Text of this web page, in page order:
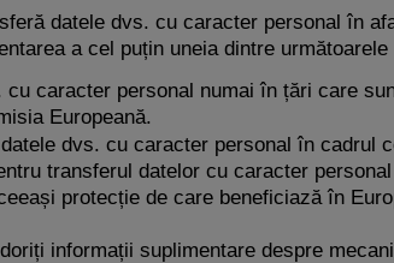
datele dvs. cu caracter personal în
a cel puțin uneia dintre
caracter personal numai în țări care
Europeană.
dvs. cu caracter personal în cadrul
transferul datelor cu caracter
protecție de care beneficiază în
informații suplimentare despre